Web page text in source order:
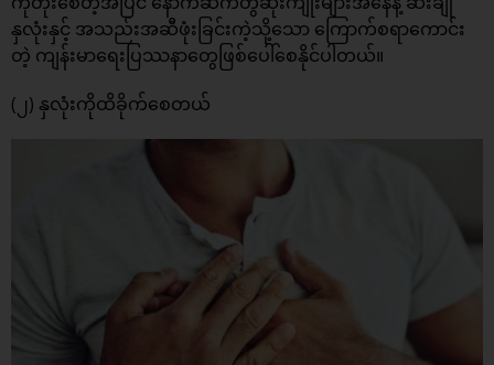
နှလုံးနှင့် အသည်းအဆီဖုံးခြင်းကဲ့သို့သော ကြောက်စရာကောင်း
တဲ့ ကျန်းမာရေးပြဿနာတွေဖြစ်ပေါ်စေနိုင်ပါတယ်။
(၂) နှလုံးကိုထိခိုက်စေတယ်